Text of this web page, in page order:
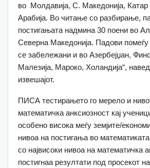
во Молдавија, С. Македонија,
Арабија. Во читање со разбирање,
постигањата надмина 30 поени во
Северна Македонија. Падови
се забележани и во Азербејџан,
Малезија, Мароко, Холандија“,
извешајот.
ПИСА тестирањето го мерело и
математичка анксиозност кај
особено висока меѓу земјите/
нивоа на постигања во
со највисоки нивоа на математичка
постигнаа резултати под просекот